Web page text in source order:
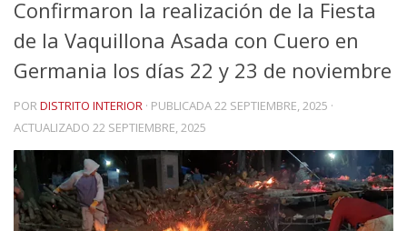
Confirmaron la realización de la Fiesta
de la Vaquillona Asada con Cuero en
Germania los días 22 y 23 de noviembre
PORDISTRITO INTERIOR · PUBLICADA22 SEPTIEMBRE, 2025 ·
ACTUALIZADO 22 SEPTIEMBRE, 2025